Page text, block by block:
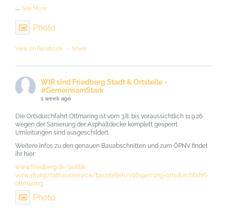
... See More
Photo
View on Facebook · Share
WIR sind Friedberg Stadt & Ortsteile -
#GemeinsamStark
1 week ago
Die Ortsdurchfahrt Ottmaring ist vom 3.8. bis voraussichtlich 11.9.26
wegen der Sanierung der Asphaltdecke komplett gesperrt.
Umleitungen sind ausgeschildert.
Weitere Infos zu den genauen Bauabschnitten und zum ÖPNV findet
ihr hier:
www.friedberg.de/politik-
verwaltung/rathausservice/baustellen/vollsperrung-ortsdurchfahrt-
ottmaring
Photo